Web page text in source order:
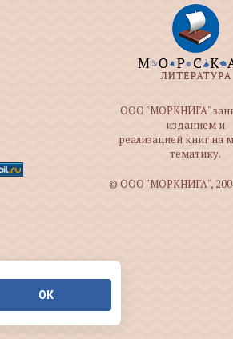
ООО "МОРКНИГА"
изданием и
реализацией книг на
тематику.
© ООО "МОРКНИГА",
ОК